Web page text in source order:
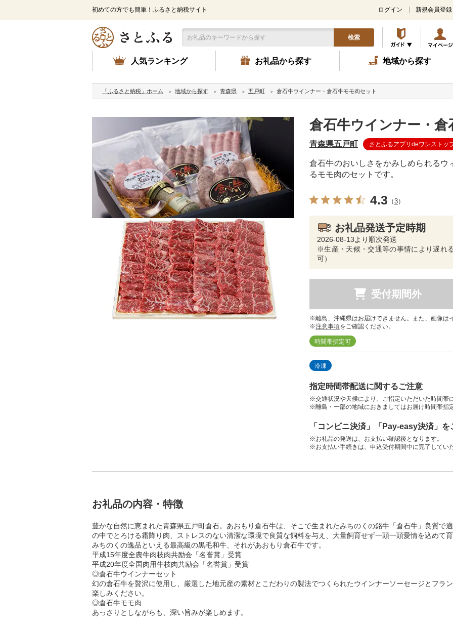
初めての方でも簡単！ふるさと納税サイト ログイン 新規会員登録
検索
人気ランキング お礼品から探す 地域から探す
「ふるさと納税」ホーム 地域から探す 青森県 五戸町 倉石牛ウインナー・倉石牛モモ肉セット
倉石牛ウインナー・倉
青森県五戸町 さとふるアプリdeワンストッ
倉石牛のおいしさをかみしめられるウ
るモモ肉のセットです。
4.3 （3）
お礼品発送予定時期
2026-08-13より順次発送
※生産・天候・交通等の事情により遅れ
可）
受付期間外
※離島、沖縄県はお届けできません。また、画像は
※注意事項をご確認ください。
時間帯指定可
冷凍
指定時間帯配送に関するご注意
※交通状況や天候により、ご指定いただいた時間帯
※離島・一部の地域におきましてはお届け時間帯指
「コンビニ決済」「Pay-easy決済」
※お礼品の発送は、お支払い確認後となります。
※お支払い手続きは、申込受付期間中に完了してい
お礼品の内容・特徴
豊かな自然に恵まれた青森県五戸町倉石。あおもり倉石牛は、そこで生まれたみちのくの銘牛「倉石牛」良質で
の中でとろける霜降り肉、ストレスのない清潔な環境で良質な飼料を与え、大量飼育せず一頭一頭愛情を込めて育
みちのくの逸品といえる最高級の黒毛和牛、それがあおもり倉石牛です。
平成15年度全農牛肉枝肉共励会「名誉賞」受賞
平成20年度全国肉用牛枝肉共励会「名誉賞」受賞
◎倉石牛ウインナーセット
幻の倉石牛を贅沢に使用し、厳選した地元産の素材とこだわりの製法でつくられたウインナーソーセージとフラ
楽しみください。
◎倉石牛モモ肉
あっさりとしながらも、深い旨みが楽しめます。